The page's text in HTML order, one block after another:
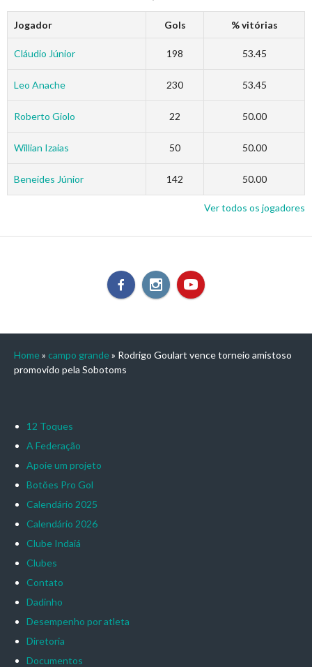
Jogador Gols % vitórias
Cláudio Júnior 198 53.45
Leo Anache 230 53.45
Roberto Giolo 22 50.00
Willian Izaias 50 50.00
Beneides Júnior 142 50.00
Ver todos os jogadores
Home » campo grande » Rodrigo Goulart vence torneio amistoso
promovido pela Sobotoms
12 Toques
A Federação
Apoie um projeto
Botões Pro Gol
Calendário 2025
Calendário 2026
Clube Indaiá
Clubes
Contato
Dadinho
Desempenho por atleta
Diretoria
Documentos